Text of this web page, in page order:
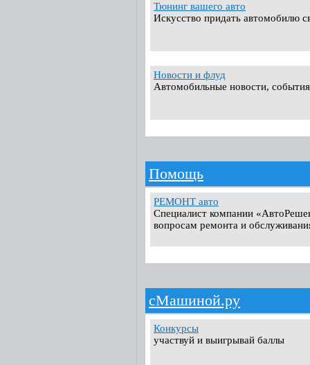
Тюнинг вашего авто
Искусство придать автомобилю
Новости и флуд
Автомобильные новости,
Помощь
РЕМОНТ авто
Специалист компании
вопросам ремонта и
сМашиной.ру
Конкурсы
участвуй и выигрывай баллы